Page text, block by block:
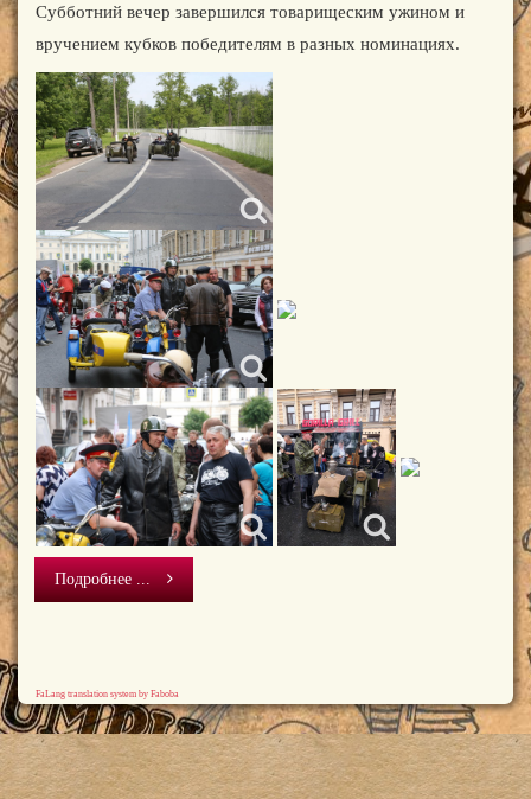
Субботний вечер завершился товарищеским ужином и
вручением кубков победителям в разных номинациях.
Подробнее ...
FaLang translation system by Faboba